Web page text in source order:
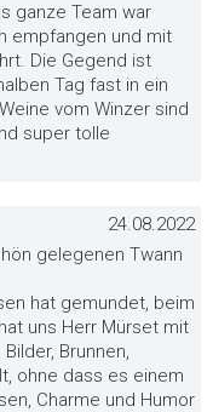
ganze Team war
empfangen und mit
Die Gegend ist
Tag fast in ein
vom Winzer sind
super tolle
24.08.2022
gelegenen Twann
hat gemundet, beim
uns Herr Mürset mit
Brunnen,
ohne dass es einem
Charme und Humor